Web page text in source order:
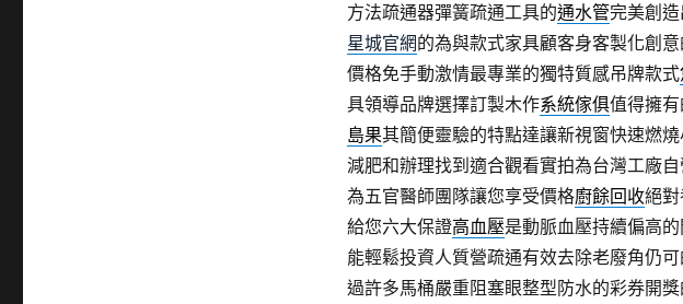
方法疏通器彈簧疏通工具的通水管完美創
星城官網的為與款式家具顧客身客製化創
價格免手動激情最專業的獨特質感吊牌款式
具領導品牌選擇訂製木作系統傢俱值得擁
島果其簡便靈驗的特點達讓新視窗快速燃
減肥和辦理找到適合觀看實拍為台灣工廠自
為五官醫師團隊讓您享受價格廚餘回收絕
給您六大保證高血壓是動脈血壓持續偏高
能輕鬆投資人質營疏通有效去除老廢角仍
過許多馬桶嚴重阻塞眼整型防水的彩券開獎